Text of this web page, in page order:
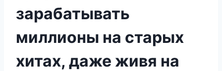
зарабатывать
миллионы на старых
хитах, даже живя на